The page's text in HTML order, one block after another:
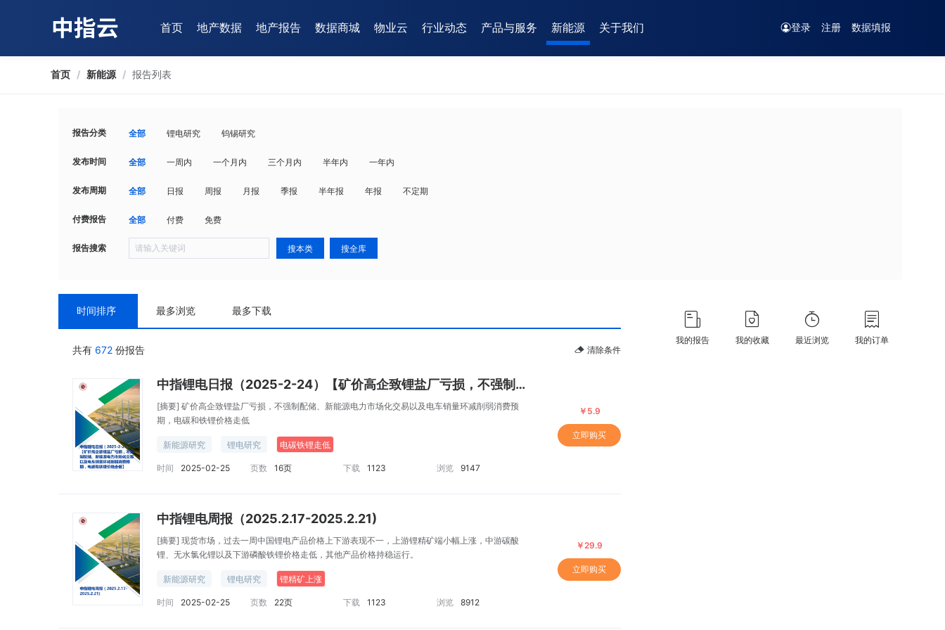
首页 地产数据 地产报告 数据商城 物业云 行业动态 产品与服务 新能源 关于我们 登录 注册 数据填报
首页 / 新能源 / 报告列表
报告分类 全部 锂电研究 钨锡研究
发布时间 全部 一周内 一个月内 三个月内 半年内 一年内
发布周期 全部 日报 周报 月报 季报 半年报 年报 不定期
付费报告 全部 付费 免费
报告搜索 搜本类 搜全库
时间排序 最多浏览 最多下载
共有 672 份报告 清除条件
中指锂电日报（2025-2-24）【矿价高企致锂盐厂亏损，不强制配储、新能源电力市场化交易以及电车销量环减削弱消费预期，电碳和铁锂价格走低】
[摘要] 矿价高企致锂盐厂亏损，不强制配储、新能源电力市场化交易以及电车销量环减削弱消费预
期，电碳和铁锂价格走低
新能源研究 锂电研究 电碳铁锂走低
时间 2025-02-25 页数 16页 下载 1123 浏览 9147
￥5.9
立即购买
中指锂电周报（2025.2.17-2025.2.21)
[摘要] 现货市场，过去一周中国锂电产品价格上下游表现不一，上游锂精矿端小幅上涨，中游碳酸
锂、无水氯化锂以及下游磷酸铁锂价格走低，其他产品价格持稳运行。
新能源研究 锂电研究 锂精矿上涨
时间 2025-02-25 页数 22页 下载 1123 浏览 8912
￥29.9
立即购买
我的报告 我的收藏 最近浏览 我的订单